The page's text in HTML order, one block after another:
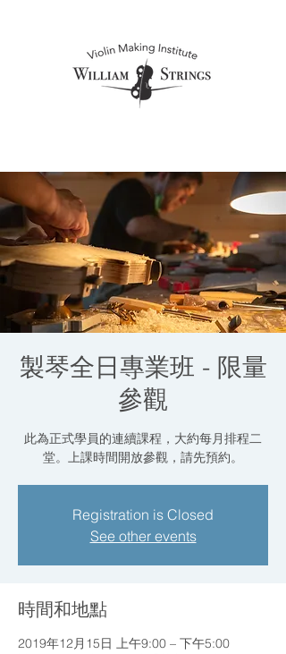
製琴全日專業班 - 限量
參觀
此為正式學員的連續課程，大約每月排程二
堂。上課時間開放參觀，請先預約。
Registration is Closed
See other events
時間和地點
2019年12月15日 上午9:00 – 下午5:00